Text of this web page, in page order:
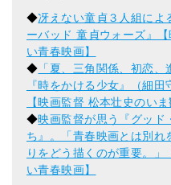
◆冴えない童貞３人組によ
ーバッド 童貞ウォーズ』
い青春映画】
◆ 「夏、三角関係、初恋
『時をかける少女』（細
【映画監督 松本壮史のい
◆映画監督が思う『グッド
ち』。「青春映画とは別れ
りをどう描くのが重要。
い青春映画】